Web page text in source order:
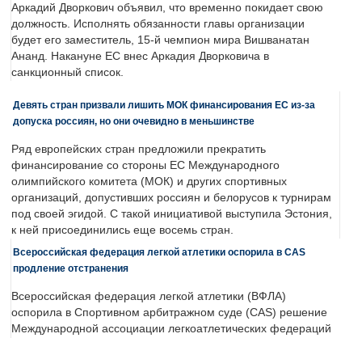
Аркадий Дворкович объявил, что временно покидает свою
должность. Исполнять обязанности главы организации
будет его заместитель, 15-й чемпион мира Вишванатан
Ананд. Накануне ЕС внес Аркадия Дворковича в
санкционный список.
Девять стран призвали лишить МОК финансирования ЕС из-за
допуска россиян, но они очевидно в меньшинстве
Ряд европейских стран предложили прекратить
финансирование со стороны ЕС Международного
олимпийского комитета (МОК) и других спортивных
организаций, допустивших россиян и белорусов к турнирам
под своей эгидой. С такой инициативой выступила Эстония,
к ней присоединились еще восемь стран.
Всероссийская федерация легкой атлетики оспорила в CAS
продление отстранения
Всероссийская федерация легкой атлетики (ВФЛА)
оспорила в Спортивном арбитражном суде (CAS) решение
Международной ассоциации легкоатлетических федераций